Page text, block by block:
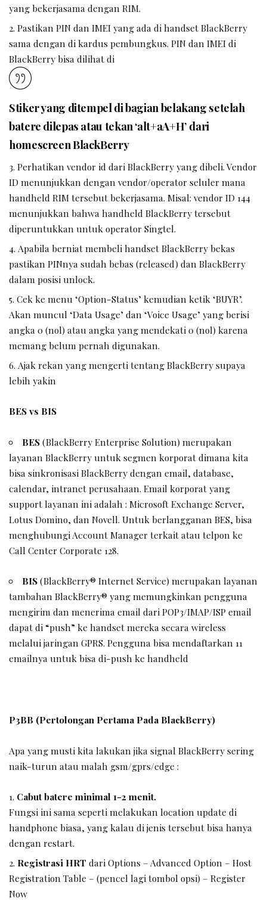
yang bekerjasama dengan RIM.
Pastikan PIN dan IMEI yang ada di handset BlackBerry
sama dengan di kardus pembungkus. PIN dan IMEI di
BlackBerry bisa dilihat di
Stiker yang ditempel di bagian belakang setelah
batere dilepas atau tekan ‘alt+aA+H’ dari
homescreen BlackBerry
Perhatikan vendor id dari BlackBerry yang dibeli. Vendor
ID menunjukkan dengan vendor/operator seluler mana
handheld RIM tersebut bekerjasama. Misal: vendor ID 144
menunjukkan bahwa handheld BlackBerry tersebut
diperuntukkan untuk operator Singtel.
Apabila berniat membeli handset BlackBerry bekas
pastikan PINnya sudah bebas (released) dan BlackBerry
dalam posisi unlock.
Cek ke menu ‘Option-Status’ kemudian ketik ‘BUYR’.
Akan muncul ‘Data Usage’ dan ‘Voice Usage’ yang berisi
angka 0 (nol) atau angka yang mendekati 0 (nol) karena
memang belum pernah digunakan.
Ajak rekan yang mengerti tentang BlackBerry supaya
lebih yakin
BES vs BIS
BES(BlackBerry Enterprise Solution) merupakan
layanan BlackBerry untuk segmen korporat dimana kita
bisa sinkronisasi BlackBerry dengan email, database,
calendar, intranet perusahaan. Email korporat yang
support layanan ini adalah : Microsoft Exchange Server,
Lotus Domino, dan Novell. Untuk berlangganan BES, bisa
menghubungi Account Manager terkait atau telpon ke
Call Center Corporate 128.
BIS(BlackBerry® Internet Service) merupakan layanan
tambahan BlackBerry® yang memungkinkan pengguna
mengirim dan menerima email dari POP3/IMAP/ISP email
dapat di “push” ke handset mereka secara wireless
melalui jaringan GPRS. Pengguna bisa mendaftarkan 11
emailnya untuk bisa di-push ke handheld
P3BB (Pertolongan Pertama Pada BlackBerry)
Apa yang musti kita lakukan jika signal BlackBerry sering
naik-turun atau malah gsm/gprs/edge :
Cabut batere minimal 1-2 menit.
Fungsi ini sama seperti melakukan location update di
handphone biasa, yang kalau di jenis tersebut bisa hanya
dengan restart.
Registrasi HRT dari Options – Advanced Option – Host
Registration Table – (pencel lagi tombol opsi) – Register
Now